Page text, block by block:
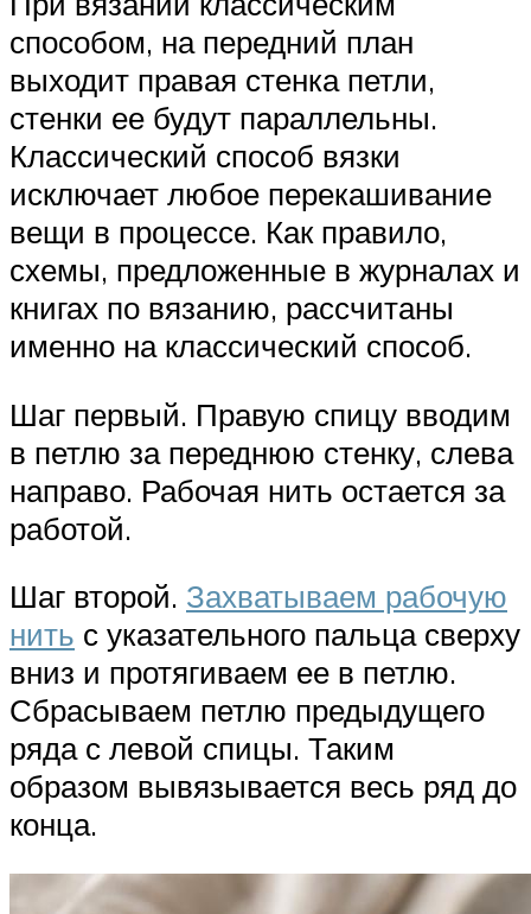
способом, на передний план
выходит правая стенка петли,
стенки ее будут параллельны.
Классический способ вязки
исключает любое перекашивание
вещи в процессе. Как правило,
схемы, предложенные в журналах и
книгах по вязанию, рассчитаны
именно на классический способ.
Шаг первый. Правую спицу вводим
в петлю за переднюю стенку, слева
направо. Рабочая нить остается за
работой.
Шаг второй. Захватываем рабочую
нить с указательного пальца сверху
вниз и протягиваем ее в петлю.
Сбрасываем петлю предыдущего
ряда с левой спицы. Таким
образом вывязывается весь ряд до
конца.